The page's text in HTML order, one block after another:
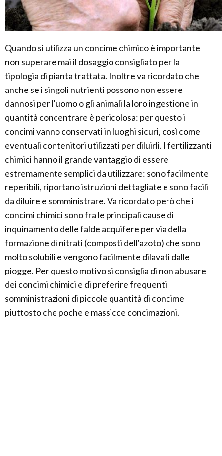
Quando si utilizza un concime chimico è importante
non superare mai il dosaggio consigliato per la
tipologia di pianta trattata. Inoltre va ricordato che
anche se i singoli nutrienti possono non essere
dannosi per l'uomo o gli animali la loro ingestione in
quantità concentrare è pericolosa: per questo i
concimi vanno conservati in luoghi sicuri, così come
eventuali contenitori utilizzati per diluirli. I fertilizzanti
chimici hanno il grande vantaggio di essere
estremamente semplici da utilizzare: sono facilmente
reperibili, riportano istruzioni dettagliate e sono facili
da diluire e somministrare. Va ricordato però che i
concimi chimici sono fra le principali cause di
inquinamento delle falde acquifere per via della
formazione di nitrati (composti dell'azoto) che sono
molto solubili e vengono facilmente dilavati dalle
piogge. Per questo motivo si consiglia di non abusare
dei concimi chimici e di preferire frequenti
somministrazioni di piccole quantità di concime
piuttosto che poche e massicce concimazioni.